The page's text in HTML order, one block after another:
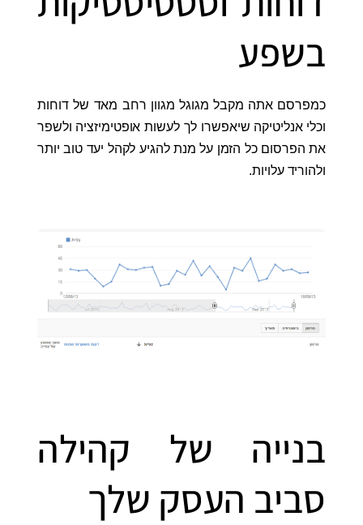
בשפע
כמפרסם אתה מקבל מגוגל מגוון רחב מאד של דוחות
וכלי אנליטיקה שיאפשרו לך לעשות אופטימיזציה ולשפר
את הפרסום כל הזמן על מנת להגיע לקהל יעד טוב יותר
ולהוריד עלויות.
בנייה של קהילה
סביב העסק שלך